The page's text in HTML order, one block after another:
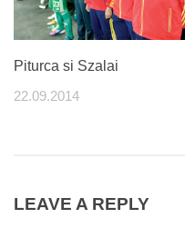
Piturca si Szalai
22.09.2014
LEAVE A REPLY